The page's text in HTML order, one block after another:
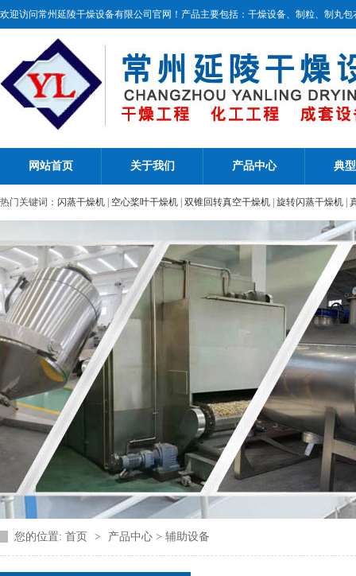
欢迎访问常州延陵干燥设备有限公司官网！产品主要包括：干燥设备、制粒、制丸
网站首页 关于我们 产品中心 典
热门关键词： 闪蒸干燥机 空心桨叶干燥机 双锥回转真空干燥机 旋转闪蒸干燥机
热风循环烘箱
您的位置: 首页 > 产品中心 > 辅助设备